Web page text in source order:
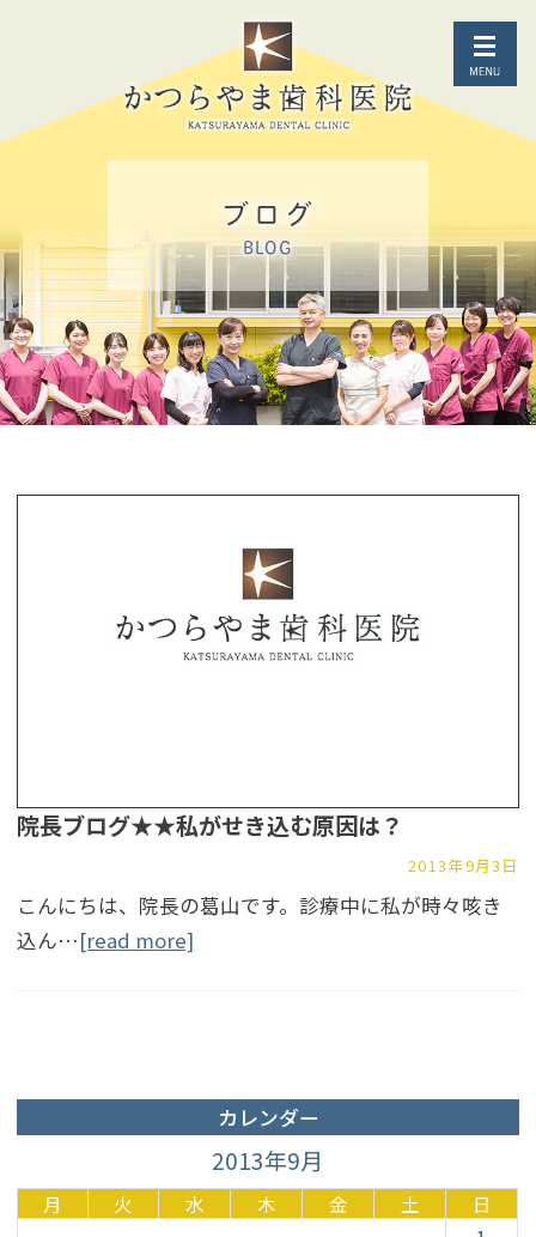
ブログ
BLOG
院長ブログ★★私がせき込む原因は？
2013年9月3日
こんにちは、院長の葛山です。診療中に私が時々咳き
込ん…[read more]
カレンダー
2013年9月
月 火 水 木 金 土 日